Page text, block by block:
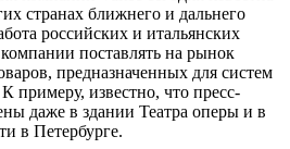
странах ближнего и дальнего
российских и итальянских
поставлять на рынок
предназначенных для систем
примеру, известно, что пресс-
даже в здании Театра оперы и в
в Петербурге.